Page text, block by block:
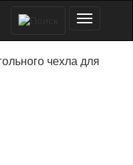
чехла для